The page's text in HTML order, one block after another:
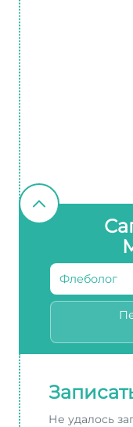
Флеболог
Не удалось